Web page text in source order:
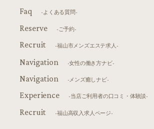
Faq -よくある質問-
Reserve -ご予約-
Recruit -福山市メンズエステ求人-
Navigation -女性の働き方ナビ-
Navigation -メンズ癒しナビ-
Experience -当店ご利用者の口コミ・体験談-
Recruit -福山高収入求人ページ-